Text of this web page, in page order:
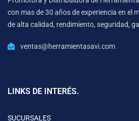
con mas de 30 años de experiencia en el
de alta calidad, rendimiento, seguridad,
ventas@herramientasavi.com
LINKS DE INTERÉS.
SUCURSALES